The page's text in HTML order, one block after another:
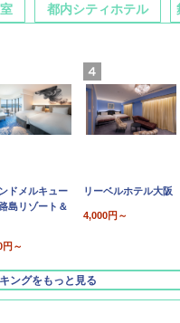
ドメルキュー
島リゾート＆
円～
リーベルホテル大阪
4,000円～
ングをもっと見る
都内シティホテル